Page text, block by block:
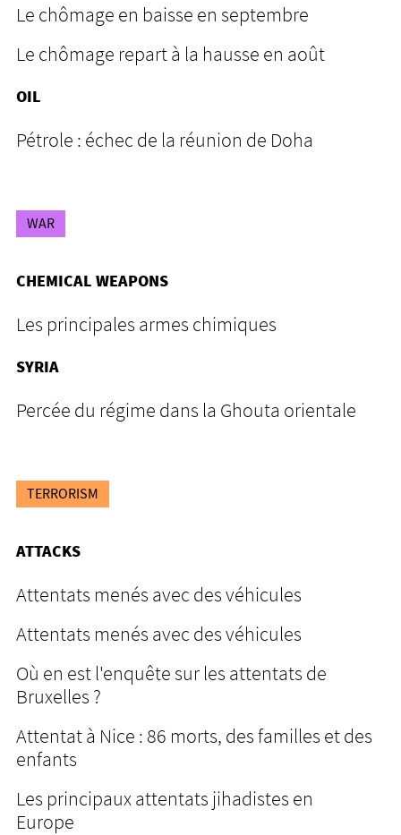
Le chômage en baisse en septembre
Le chômage repart à la hausse en août
OIL
Pétrole : échec de la réunion de Doha
WAR
CHEMICAL WEAPONS
Les principales armes chimiques
SYRIA
Percée du régime dans la Ghouta orientale
TERRORISM
ATTACKS
Attentats menés avec des véhicules
Attentats menés avec des véhicules
Où en est l'enquête sur les attentats de
Bruxelles ?
Attentat à Nice : 86 morts, des familles et des
enfants
Les principaux attentats jihadistes en
Europe